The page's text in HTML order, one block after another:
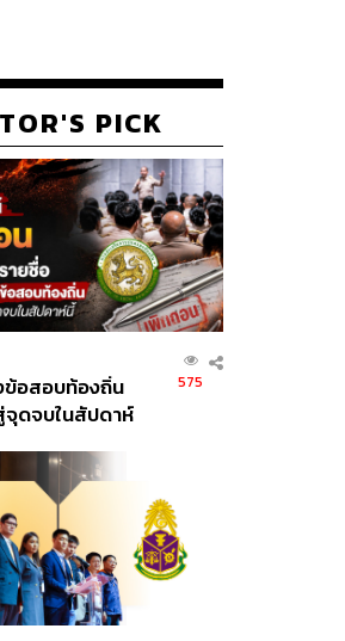
PICK
ข้อสอบท้องถิ่น
ดจบในสัปดาห์
575